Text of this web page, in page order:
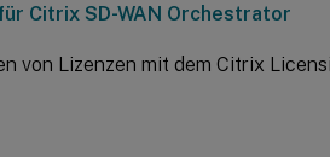
Citrix SD-WAN Orchestrator
von Lizenzen mit dem Citrix